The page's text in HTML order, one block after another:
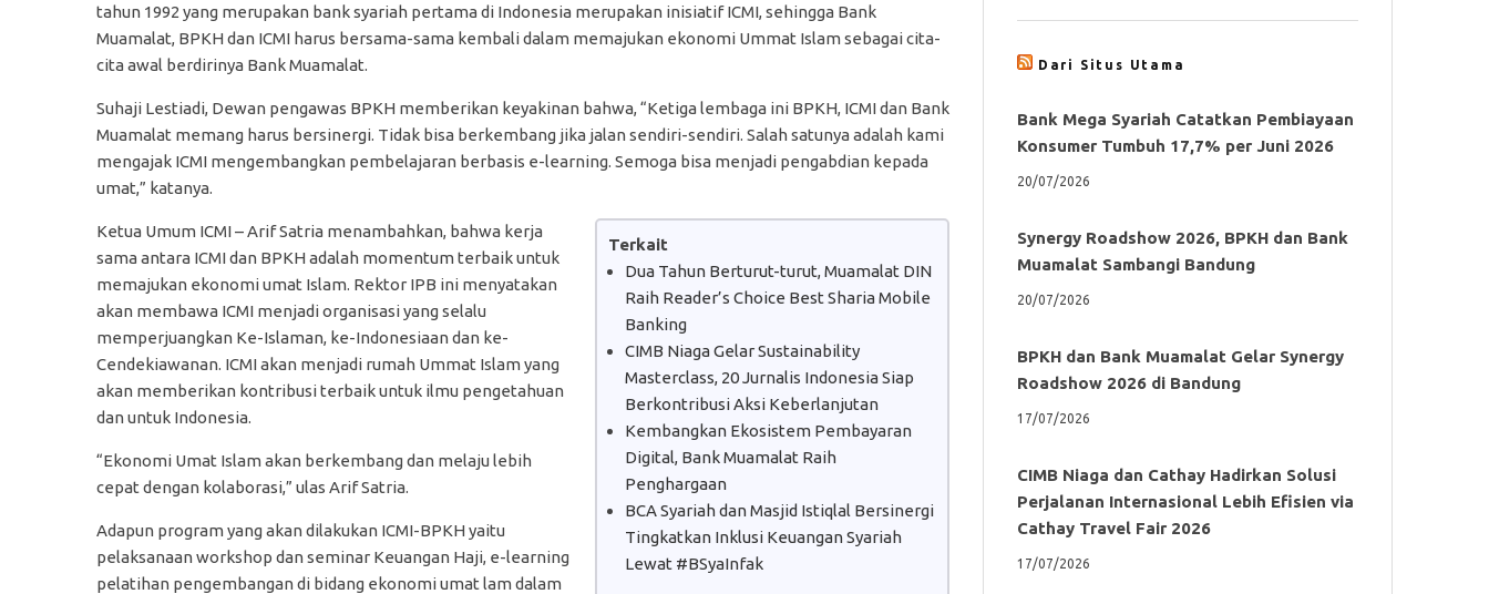
tahun 1992 yang merupakan bank syariah pertama di Indonesia merupakan inisiatif ICMI, sehingga Bank
Muamalat, BPKH dan ICMI harus bersama-sama kembali dalam memajukan ekonomi Ummat Islam sebagai cita-
cita awal berdirinya Bank Muamalat.
Suhaji Lestiadi, Dewan pengawas BPKH memberikan keyakinan bahwa, “Ketiga lembaga ini BPKH, ICMI dan Bank
Muamalat memang harus bersinergi. Tidak bisa berkembang jika jalan sendiri-sendiri. Salah satunya adalah kami
mengajak ICMI mengembangkan pembelajaran berbasis e-learning. Semoga bisa menjadi pengabdian kepada
umat,” katanya.
Terkait
Dua Tahun Berturut-turut, Muamalat DIN
Raih Reader’s Choice Best Sharia Mobile
Banking
CIMB Niaga Gelar Sustainability
Masterclass, 20 Jurnalis Indonesia Siap
Berkontribusi Aksi Keberlanjutan
Kembangkan Ekosistem Pembayaran
Digital, Bank Muamalat Raih
Penghargaan
BCA Syariah dan Masjid Istiqlal Bersinergi
Tingkatkan Inklusi Keuangan Syariah
Lewat #BSyaInfak
Ketua Umum ICMI – Arif Satria menambahkan, bahwa kerja
sama antara ICMI dan BPKH adalah momentum terbaik untuk
memajukan ekonomi umat Islam. Rektor IPB ini menyatakan
akan membawa ICMI menjadi organisasi yang selalu
memperjuangkan Ke-Islaman, ke-Indonesiaan dan ke-
Cendekiawanan. ICMI akan menjadi rumah Ummat Islam yang
akan memberikan kontribusi terbaik untuk ilmu pengetahuan
dan untuk Indonesia.
“Ekonomi Umat Islam akan berkembang dan melaju lebih
cepat dengan kolaborasi,” ulas Arif Satria.
Adapun program yang akan dilakukan ICMI-BPKH yaitu
pelaksanaan workshop dan seminar Keuangan Haji, e-learning
pelatihan pengembangan di bidang ekonomi umat lam dalam
Dari Situs Utama
Bank Mega Syariah Catatkan Pembiayaan
Konsumer Tumbuh 17,7% per Juni 2026
20/07/2026
Synergy Roadshow 2026, BPKH dan Bank
Muamalat Sambangi Bandung
20/07/2026
BPKH dan Bank Muamalat Gelar Synergy
Roadshow 2026 di Bandung
17/07/2026
CIMB Niaga dan Cathay Hadirkan Solusi
Perjalanan Internasional Lebih Efisien via
Cathay Travel Fair 2026
17/07/2026